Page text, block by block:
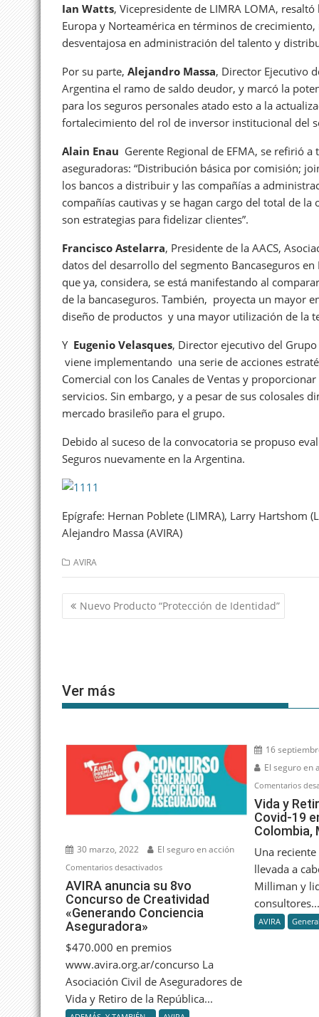
Ian Watts, Vicepresidente de LIMRA LOMA,
Europa y Norteamérica en términos de
desventajosa en administración del talento y
Por su parte, Alejandro Massa, Director Ejecutivo
Argentina el ramo de saldo deudor, y marcó la
para los seguros personales atado esto a la
fortalecimiento del rol de inversor institucional del
Alain Enau Gerente Regional de EFMA, se refirió
aseguradoras: “Distribución básica por comisión;
los bancos a distribuir y las compañías a
compañías cautivas y se hagan cargo del total de
son estrategias para fidelizar clientes”.
Francisco Astelarra, Presidente de la AACS,
datos del desarrollo del segmento Bancaseguros
que ya, considera, se está manifestando al
de la bancaseguros. También, proyecta un mayor
diseño de productos y una mayor utilización de la
Y Eugenio Velasques, Director ejecutivo del
viene implementando una serie de acciones
Comercial con los Canales de Ventas y
servicios. Sin embargo, y a pesar de sus colosales
mercado brasileño para el grupo.
Debido al suceso de la convocatoria se propuso
Seguros nuevamente en la Argentina.
Epígrafe: Hernan Poblete (LIMRA), Larry Hartshom
Alejandro Massa (AVIRA)
AVIRA
Navegación
de
Nuevo Producto “Protección de Identidad”
Ver más
30 marzo, 2022 El seguro en acción
Comentarios desactivadosen
AVIRA
anuncia
su
Concurso
de
Creatividad
«Generando
Conciencia
AVIRA anuncia su 8vo
Concurso de Creatividad
«Generando Conciencia
Aseguradora»
$470.000 en premios
www.avira.org.ar/concurso La
Asociación Civil de Aseguradores de
Vida y Retiro de la República...
16
El seguro en
Comentarios
Vida y
Covid-19
Colombia,
Una
llevada a
Milliman y
consultores...
AVIRA General